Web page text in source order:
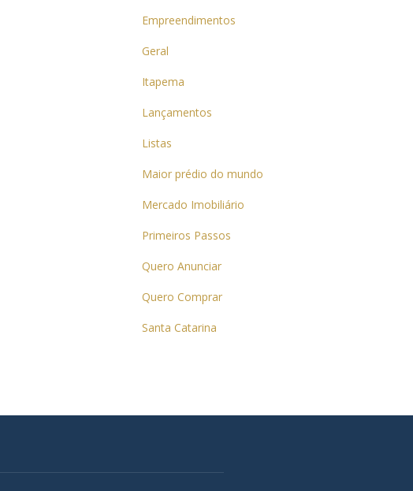
Empreendimentos
Geral
Itapema
Lançamentos
Listas
Maior prédio do mundo
Mercado Imobiliário
Primeiros Passos
Quero Anunciar
Quero Comprar
Santa Catarina